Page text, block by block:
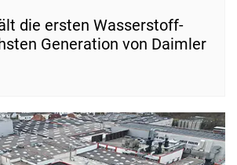
die ersten Wasserstoff-
Generation von Daimler